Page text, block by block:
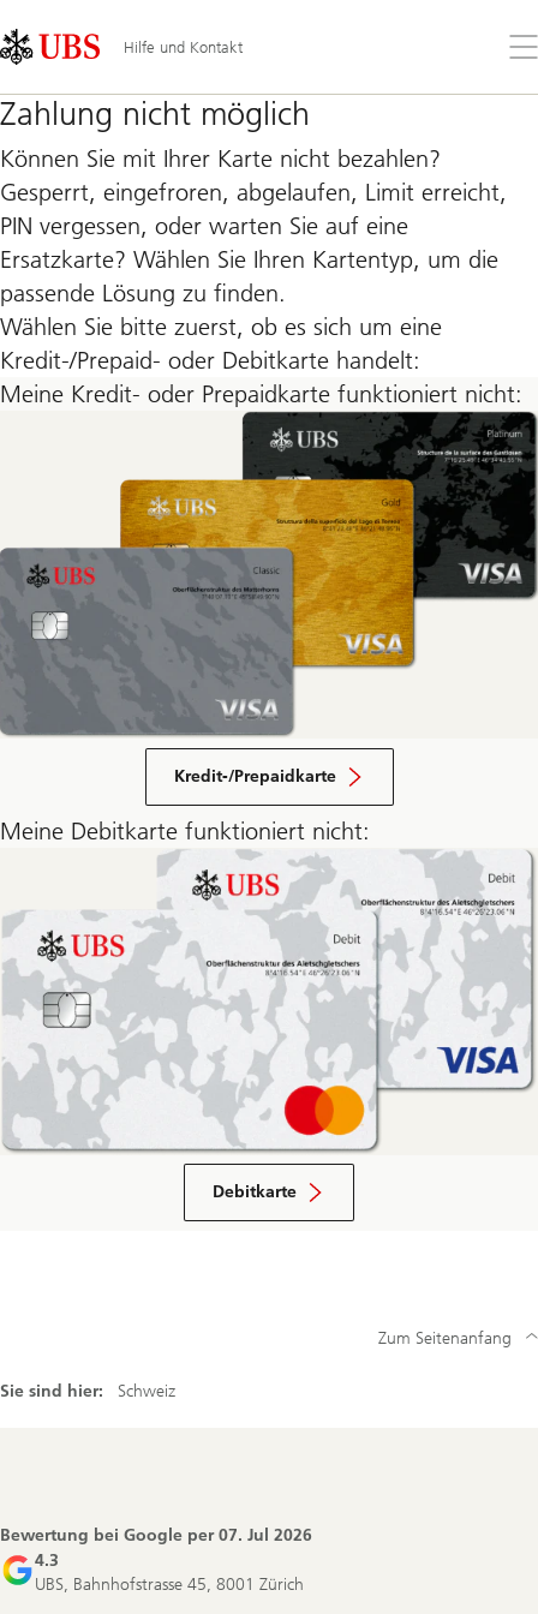
Links
Area
Hilfe und Kontakt
Sie
Zahlung nicht möglich
Können Sie mit Ihrer Karte nicht bezahlen?
Gesperrt, eingefroren, abgelaufen, Limit erreicht,
PIN vergessen, oder warten Sie auf eine
Ersatzkarte? Wählen Sie Ihren Kartentyp, um die
passende Lösung zu finden.
Wählen Sie bitte zuerst, ob es sich um eine
Kredit-/Prepaid- oder Debitkarte handelt:
Meine Kredit- oder Prepaidkarte funktioniert nicht:
Kredit-/Prepaidkarte
Meine Debitkarte funktioniert nicht:
Debitkarte
Sie sind hier: Schweiz
Zum Seitenanfang
Bewertung bei Google per07. Jul 2026
4.3
UBS, Bahnhofstrasse 45, 8001 Zürich